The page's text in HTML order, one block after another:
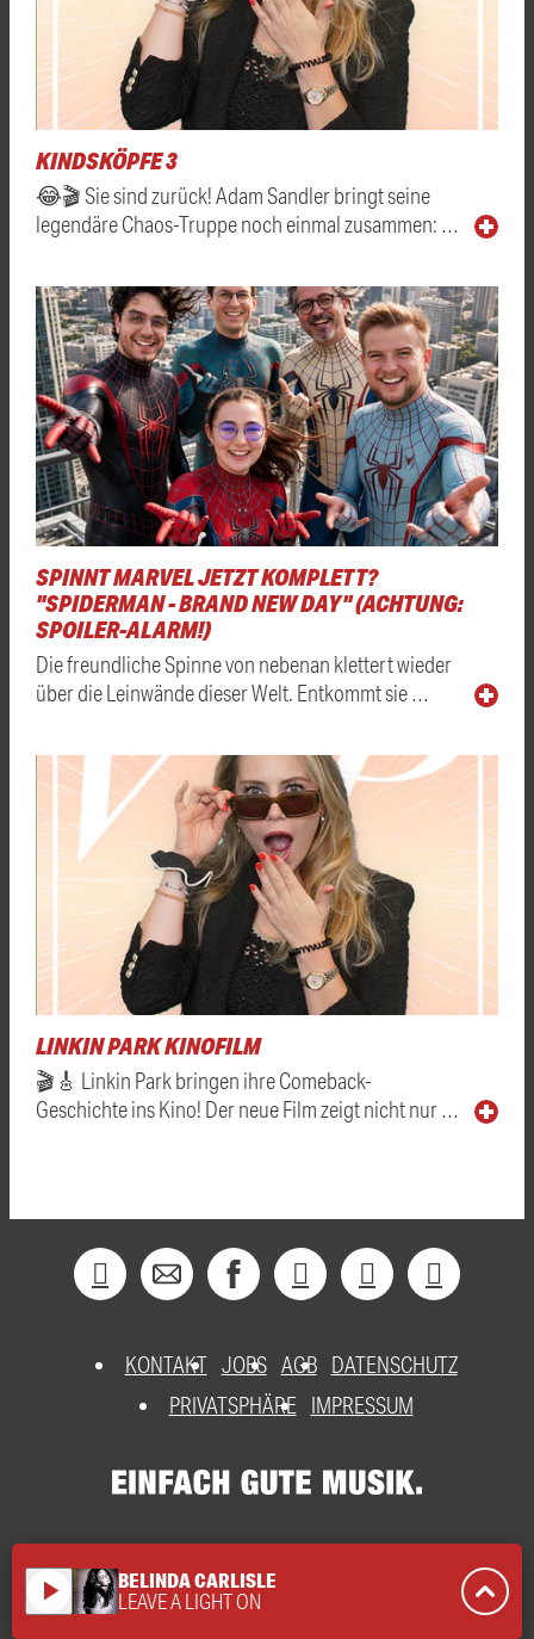
KINDSKÖPFE 3
😂🎬 Sie sind zurück! Adam Sandler bringt seine
legendäre Chaos-Truppe noch einmal zusammen: …
SPINNT MARVEL JETZT KOMPLETT?
"SPIDERMAN - BRAND NEW DAY" (ACHTUNG:
SPOILER-ALARM!)
Die freundliche Spinne von nebenan klettert wieder
über die Leinwände dieser Welt. Entkommt sie …
LINKIN PARK KINOFILM
🎬🎸 Linkin Park bringen ihre Comeback-
Geschichte ins Kino! Der neue Film zeigt nicht nur …
KONTAKT JOBS AGB DATENSCHUTZ
PRIVATSPHÄRE
IMPRESSUM
play_arrow BELINDA CARLISLE
LEAVE A LIGHT ON